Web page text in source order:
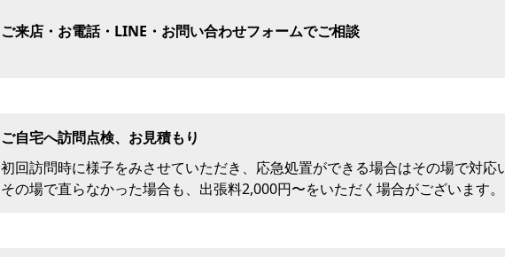
ご来店・お電話・LINE・お問い合わせフォームでご相談
ご自宅へ訪問点検、お見積もり
初回訪問時に様子をみさせていただき、応急処置ができる場合はその場で対応
その場で直らなかった場合も、出張料2,000円〜をいただく場合がございます。